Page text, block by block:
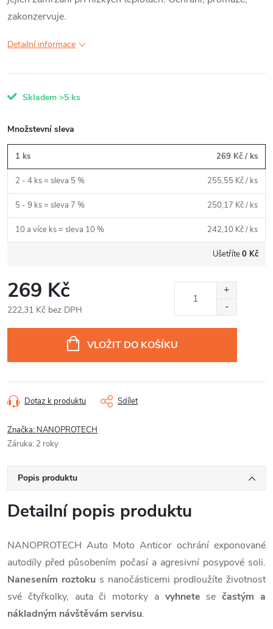
zakonzervuje.
Detailní informace
Skladem >5 ks
Množstevní sleva
1 ks 269 Kč / ks
2 - 4 ks = sleva 5 % 255,55 Kč/ ks
5 - 9 ks = sleva 7 % 250,17 Kč/ ks
10 a více ks = sleva 10 % 242,10 Kč/ ks
Ušetříte0 Kč
269 Kč
222,31 Kč bez DPH
VLOŽIT DO KOŠÍKU
Dotaz k produktu Sdílet
Značka: NANOPROTECH
Záruka: 2 roky
Popis produktu
Detailní popis produktu
NANOPROTECH Auto Moto Anticor ochrání exponované
autodíly před působením počasí a agresivní posypové soli.
Nanesením roztoku s nanočásticemi prodloužíte životnost
své čtyřkolky, auta či motorky a vyhnete sečastým a
nákladným návštěvám servisu.